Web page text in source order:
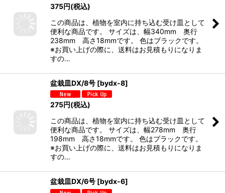
375円(税込)
この商品は、植物を室内に持ち込む受け皿として
便利な商品です。 サイズは、幅340mm 奥行
238mm 高さ18mmです。 色はブラックです。
※お買い上げの際に、送料はお見積もりになりま
すの…
盆栽皿DX/8号 [bydx-8]
275円(税込)
この商品は、植物を室内に持ち込む受け皿として
便利な商品です。 サイズは、幅278mm 奥行
198mm 高さ18mmです。 色はブラックです。
※お買い上げの際に、送料はお見積もりになりま
すの…
盆栽皿DX/6号 [bydx-6]